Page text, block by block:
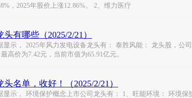
，2025年股价上涨12.86%。 2、维力医疗
有哪些（2025/2/21）
示， 2025年风力发电设备龙头有： 泰胜风能： 龙头股，公
高价为7.42元，当前市值为65.91亿元。
名单，收好！（2025/2/21）
示， 环境保护概念上市公司龙头有： 1、旺能环境： 环境